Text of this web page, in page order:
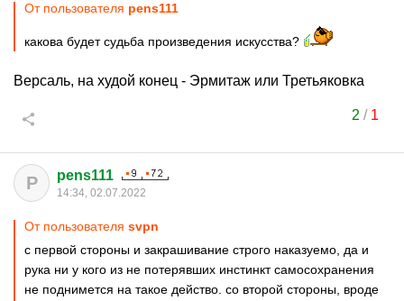
От пользователя pens111
какова будет судьба произведения искусства?
Версаль, на худой конец - Эрмитаж или Третьяковка
2 / 1
P pens111
14:34, 02.07.2022
От пользователя svpn
с первой стороны и закрашивание строго наказуемо, да и
рука ни у кого из не потерявших инстинкт самосохранения
не поднимется на такое действо. со второй стороны, вроде